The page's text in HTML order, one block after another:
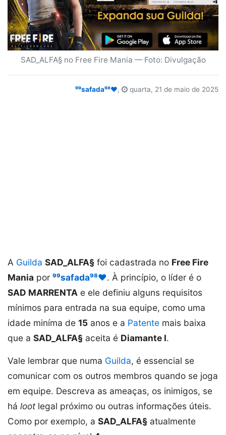
SAD_ALFA§ no Free Fire Mania — Foto: Divulgação
⁹⁹safada⁹⁸❤️, quarta, 21 de maio de 2025
A Guilda SAD_ALFA§ foi cadastrada no Free Fire
Mania por ⁹⁹safada⁹⁸❤️. À princípio, o líder é o
SAD MARRENTA e ele definiu alguns requisitos
mínimos para entrada na sua equipe, como uma
idade miníma de 15 anos e a Patente mais baixa
que a SAD_ALFA§ aceita é Diamante I.
Vale lembrar que numa Guilda, é essencial se
comunicar com os outros membros quando se joga
em equipe. Descreva as ameaças, os inimigos, se
há loot legal próximo ou outras informações úteis.
Como por exemplo, a SAD_ALFA§ atualmente